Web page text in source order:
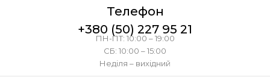
Телефон
+380 (50) 227 95 21
ПН-ПТ: 10:00 – 19:00
СБ: 10:00 – 15:00
Неділя – вихідний